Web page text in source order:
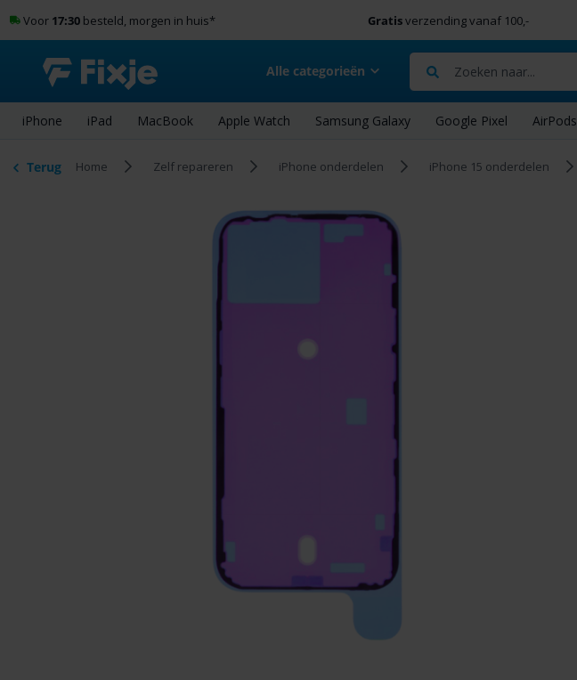
Voor 17:30besteld, morgen in huis* Gratisverzending vanaf 100,-
Alle categorieën
Zoeken
iPhone iPad MacBook Apple Watch Samsung Galaxy Google Pixel AirPods
Terug Home Zelf repareren iPhone onderdelen iPhone 15 onderdelen